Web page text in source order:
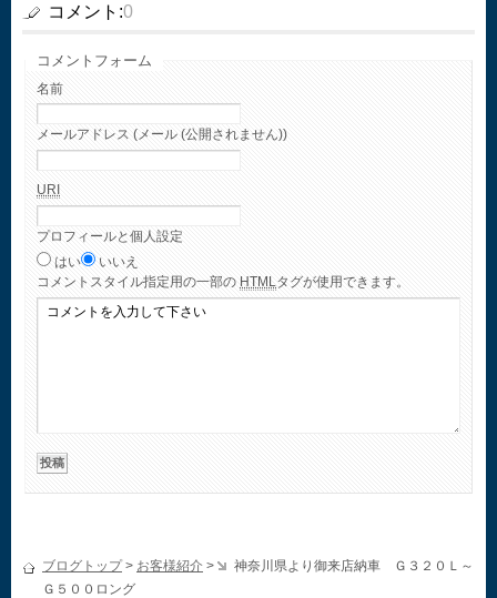
コメント:0
コメントフォーム
名前
メールアドレス (メール (公開されません))
URI
プロフィールと個人設定
はい
いいえ
コメント スタイル指定用の一部の HTMLタグが使用できます。
ブログトップ> お客様紹介 >
神奈川県より御来店納車 Ｇ３２０Ｌ～
Ｇ５００ロング